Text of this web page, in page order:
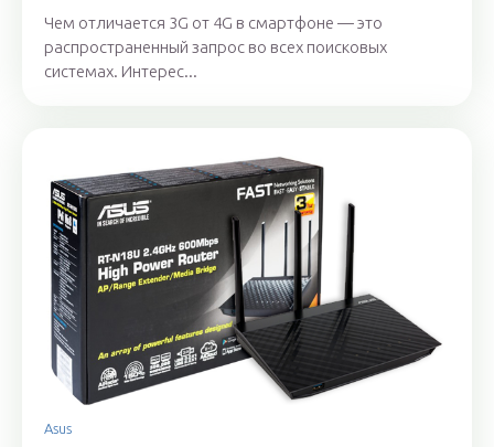
Чем отличается 3G от 4G в смартфоне — это
распространенный запрос во всех поисковых
системах. Интерес...
Asus